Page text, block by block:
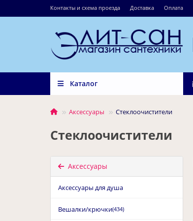
Контакты и схема проезда Доставка Оплата
Каталог
Аксессуары Стеклоочистители
Стеклоочистители
Аксессуары
Аксессуары для душа
Вешалки/крючки(434)